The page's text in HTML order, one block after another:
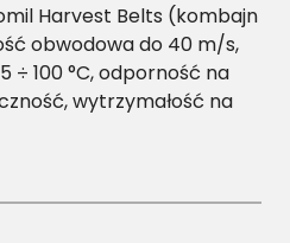
Harvest Belts (kombajn
obwodowa do 40 m/s,
100 °C, odporność na
wytrzymałość na